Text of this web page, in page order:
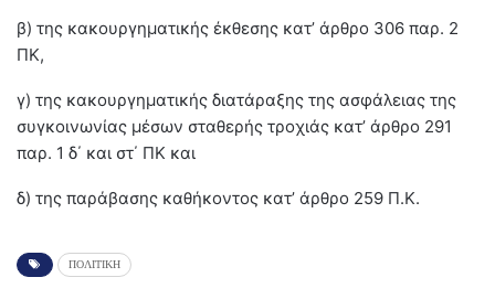
β) της κακουργηματικής έκθεσης κατ’ άρθρο 306 παρ. 2
ΠΚ,
γ) της κακουργηματικής διατάραξης της ασφάλειας της
συγκοινωνίας μέσων σταθερής τροχιάς κατ’ άρθρο 291
παρ. 1 δ΄ και στ΄ ΠΚ και
δ) της παράβασης καθήκοντος κατ’ άρθρο 259 Π.Κ.
ΠΟΛΙΤΙΚΗ